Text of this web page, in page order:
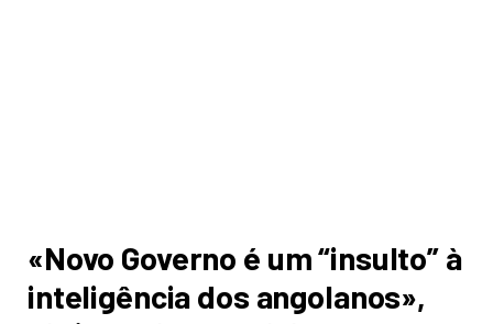
«Novo Governo é um “insulto” à
inteligência dos angolanos»,